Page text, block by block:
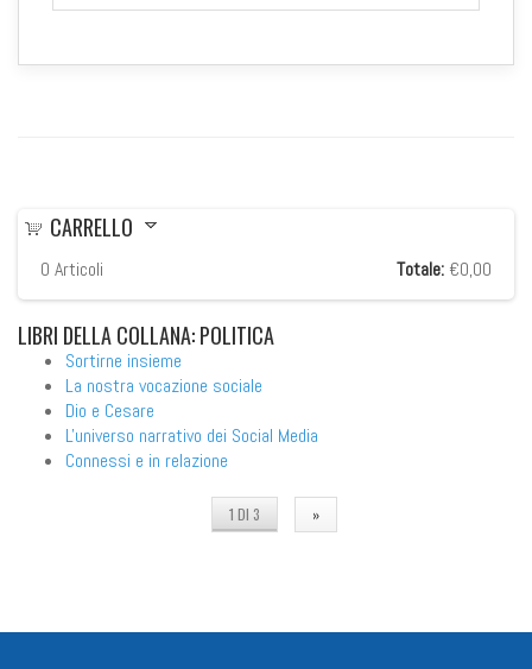
CARRELLO
0 Articoli Totale: €0,00
LIBRI DELLA COLLANA: POLITICA
Sortirne insieme
La nostra vocazione sociale
Dio e Cesare
L'universo narrativo dei Social Media
Connessi e in relazione
1 DI 3 »